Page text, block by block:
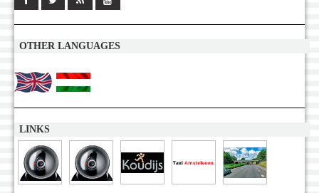
OTHER LANGUAGES
LINKS